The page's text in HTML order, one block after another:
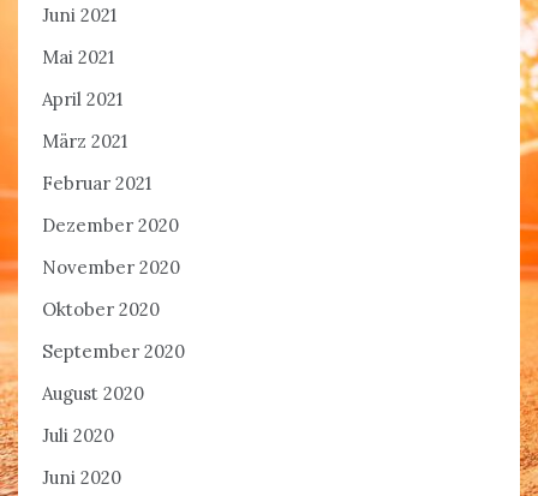
Juni 2021
Mai 2021
April 2021
März 2021
Februar 2021
Dezember 2020
November 2020
Oktober 2020
September 2020
August 2020
Juli 2020
Juni 2020